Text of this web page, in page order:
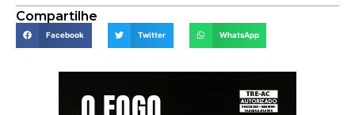
Compartilhe
Facebook Twitter WhatsApp